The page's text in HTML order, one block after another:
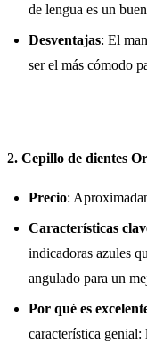
de lengua es un
Desventajas: El
ser el más cómodo
2. Cepillo de dientes
Precio:
Características
indicadoras azules
angulado para un
Por qué es
característica